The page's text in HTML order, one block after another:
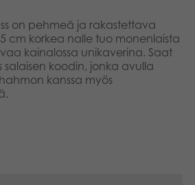
Suomi
on pehmeä ja rakastettava
cm korkea nalle tuo monenlaista
kainalossa unikaverina. Saat
koodin, jonka avulla
kanssa myös